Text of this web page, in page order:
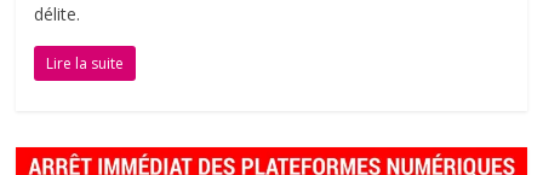
délite.
Lire la suite